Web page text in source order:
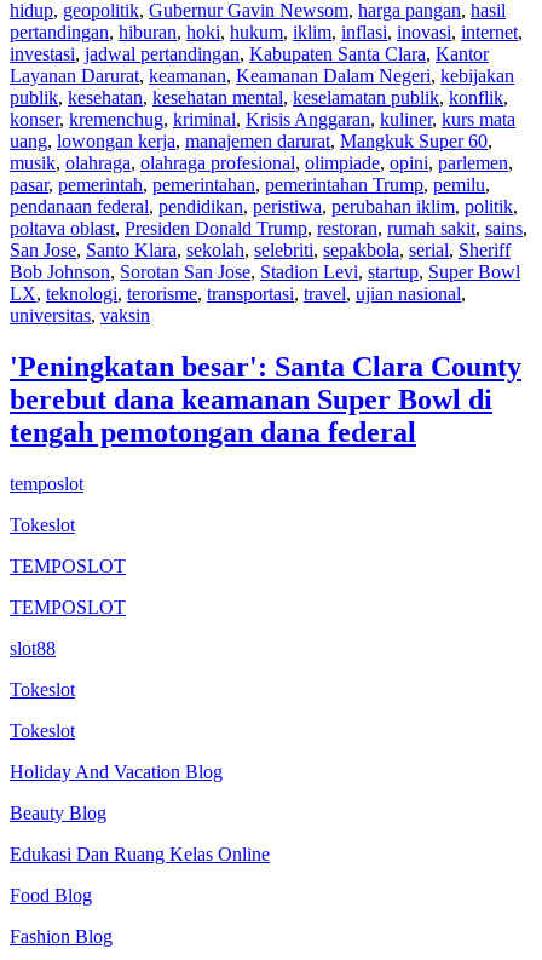
hidup, geopolitik, Gubernur Gavin Newsom, harga pangan, hasil
pertandingan, hiburan, hoki, hukum, iklim, inflasi, inovasi, internet,
investasi, jadwal pertandingan, Kabupaten Santa Clara, Kantor
Layanan Darurat, keamanan, Keamanan Dalam Negeri, kebijakan
publik, kesehatan, kesehatan mental, keselamatan publik, konflik,
konser, kremenchug, kriminal, Krisis Anggaran, kuliner, kurs mata
uang, lowongan kerja, manajemen darurat, Mangkuk Super 60,
musik, olahraga, olahraga profesional, olimpiade, opini, parlemen,
pasar, pemerintah, pemerintahan, pemerintahan Trump, pemilu,
pendanaan federal, pendidikan, peristiwa, perubahan iklim, politik,
poltava oblast, Presiden Donald Trump, restoran, rumah sakit, sains,
San Jose, Santo Klara, sekolah, selebriti, sepakbola, serial, Sheriff
Bob Johnson, Sorotan San Jose, Stadion Levi, startup, Super Bowl
LX, teknologi, terorisme, transportasi, travel, ujian nasional,
universitas, vaksin
'Peningkatan besar': Santa Clara County
berebut dana keamanan Super Bowl di
tengah pemotongan dana federal
temposlot
Tokeslot
TEMPOSLOT
TEMPOSLOT
slot88
Tokeslot
Tokeslot
Holiday And Vacation Blog
Beauty Blog
Edukasi Dan Ruang Kelas Online
Food Blog
Fashion Blog